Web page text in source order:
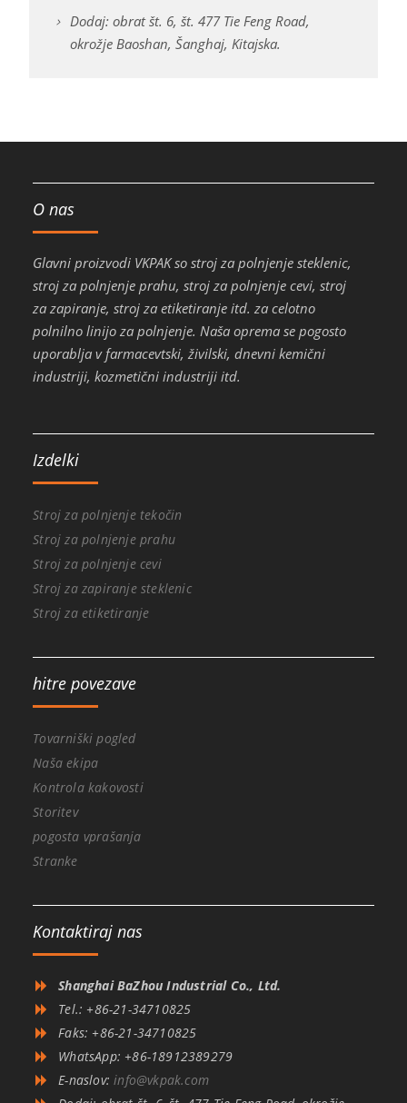
Dodaj: obrat št. 6, št. 477 Tie Feng Road,
okrožje Baoshan, Šanghaj, Kitajska.
O nas
Glavni proizvodi VKPAK so stroj za polnjenje steklenic,
stroj za polnjenje prahu, stroj za polnjenje cevi, stroj
za zapiranje, stroj za etiketiranje itd. za celotno
polnilno linijo za polnjenje. Naša oprema se pogosto
uporablja v farmacevtski, živilski, dnevni kemični
industriji, kozmetični industriji itd.
Izdelki
Stroj za polnjenje tekočin
Stroj za polnjenje prahu
Stroj za polnjenje cevi
Stroj za zapiranje steklenic
Stroj za etiketiranje
hitre povezave
Tovarniški pogled
Naša ekipa
Kontrola kakovosti
Storitev
pogosta vprašanja
Stranke
Kontaktiraj nas
Shanghai BaZhou Industrial Co., Ltd.
Tel.: +86-21-34710825
Faks: +86-21-34710825
WhatsApp: +86-18912389279
E-naslov:info@vkpak.com